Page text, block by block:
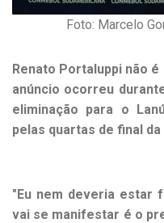
Foto: Marcelo
Renato Portaluppi não
anúncio ocorreu
eliminação para o
pelas quartas de final
"Eu nem deveria estar
vai se manifestar é o